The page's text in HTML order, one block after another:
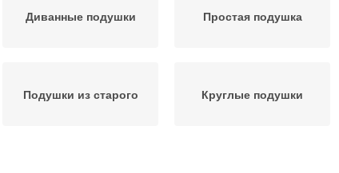
Диванные подушки Простая подушка
Подушки из старого Круглые подушки